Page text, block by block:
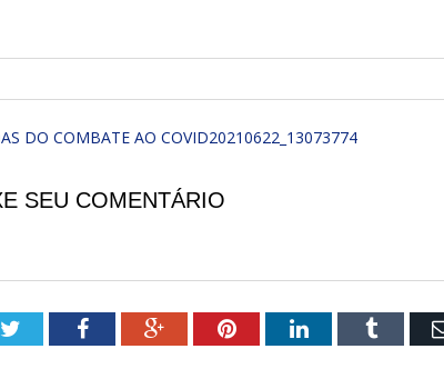
DO COMBATE AO COVID20210622_13073774
SEU COMENTÁRIO
TwitterFacebookGoogle+PinterestLinkedInTumblr